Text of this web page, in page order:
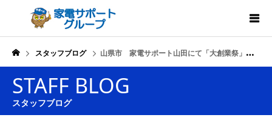
スタッフブログ 山県市 家電サポート山田にて「大創業祭」を開催いたしました
STAFF BLOG
スタッフブログ